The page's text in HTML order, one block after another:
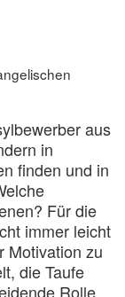
aus
in
finden und in
Für die
immer leicht
Motivation zu
die Taufe
Rolle